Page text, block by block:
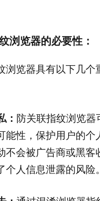
浏览器的必要性 ：
浏览器具有以下几个
： 防关联指纹浏览器
能性，保护用户的个
不会被广告商或黑客
人信息泄露的风险。